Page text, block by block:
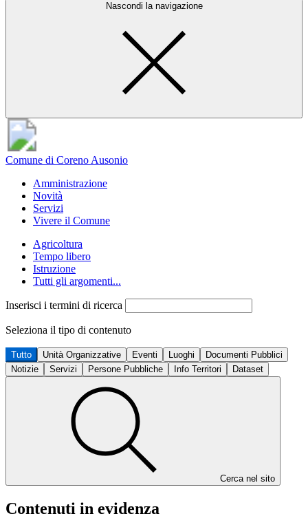
Nascondi la navigazione
Comune di Coreno Ausonio
Amministrazione
Novità
Servizi
Vivere il Comune
Agricoltura
Tempo libero
Istruzione
Tutti gli argomenti...
Inserisci i termini di ricerca
Seleziona il tipo di contenuto
Tutto Unità Organizzative Eventi Luoghi
Documenti Pubblici
Notizie
Servizi Persone Pubbliche Info Territori Dataset
Cerca nel sito
Contenuti in evidenza